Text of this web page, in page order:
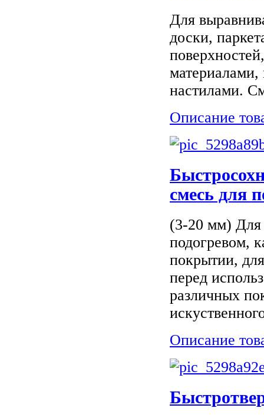
Для
доски,
материалами,
настилами.
Описание
смесь для
(3-20 мм) Для
подогревом,
покрытии,
перед
различных
Описание